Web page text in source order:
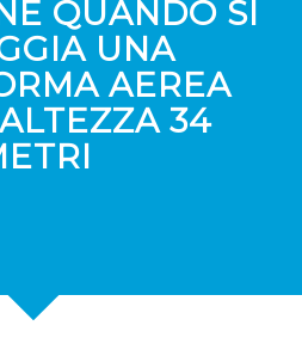
QUANDO SI
UNA
AEREA
34